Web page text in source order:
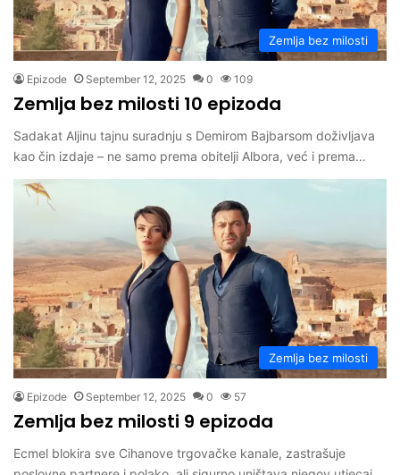
Zemlja bez milosti
Epizode September 12, 2025 0 109
Zemlja bez milosti 10 epizoda
Sadakat Aljinu tajnu suradnju s Demirom Bajbarsom doživljava
kao čin izdaje – ne samo prema obitelji Albora, već i prema…
Zemlja bez milosti
Epizode September 12, 2025 0 57
Zemlja bez milosti 9 epizoda
Ecmel blokira sve Cihanove trgovačke kanale, zastrašuje